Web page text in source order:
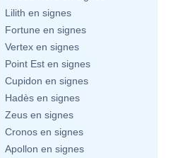
Lilith en signes
Fortune en signes
Vertex en signes
Point Est en signes
Cupidon en signes
Hadès en signes
Zeus en signes
Cronos en signes
Apollon en signes